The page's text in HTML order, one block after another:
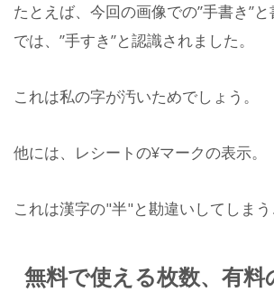
たとえば、今回の画像での”手書き”
では、”手すき”と認識されました。
これは私の字が汚いためでしょう。
他には、レシートの¥マークの表示。
これは漢字の"半"と勘違いしてしまう
無料で使える枚数、有料